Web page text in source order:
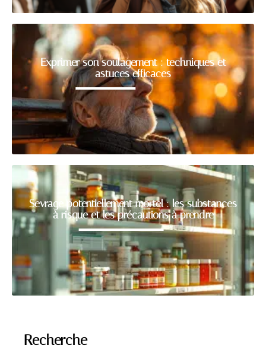
Exprimer son soulagement : techniques et
astuces efficaces
Sevrage potentiellement mortel : les substances
à risque et les précautions à prendre
Recherche